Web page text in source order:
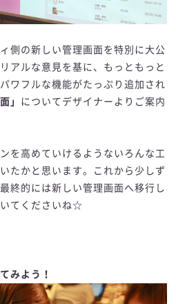
側の新しい管理画面を特別に大公
アルな意見を基に、もっともっと
ワフルな機能がたっぷり追加され
」 についてデザイナーよりご案内
を高めていけるようないろんな工
たかと思います。これから少しず
終的には新しい管理画面へ移行し
てくださいね☆
みよう！